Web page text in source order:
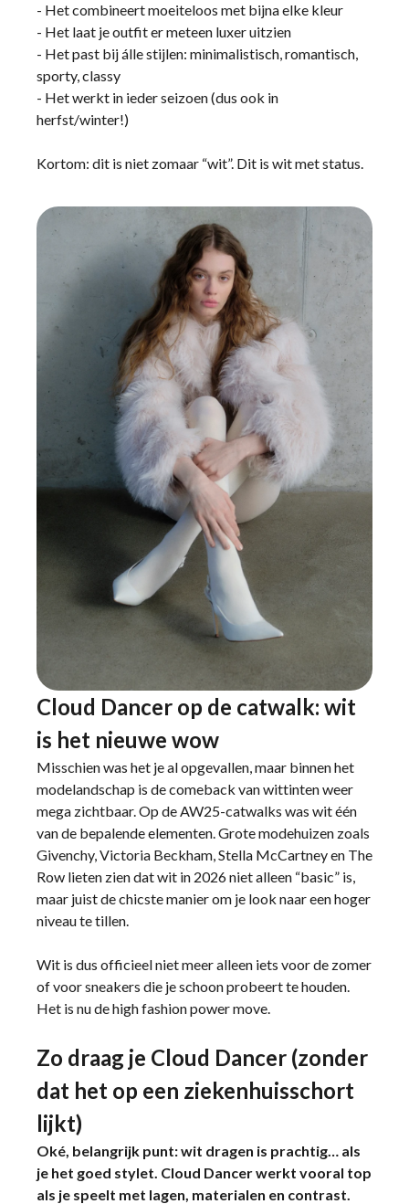
- Het combineert moeiteloos met bijna elke kleur
- Het laat je outfit er meteen luxer uitzien
- Het past bij álle stijlen: minimalistisch, romantisch,
sporty, classy
- Het werkt in ieder seizoen (dus ook in
herfst/winter!)
Kortom: dit is niet zomaar “wit”. Dit is wit met status.
Cloud Dancer op de catwalk: wit
is het nieuwe wow
Misschien was het je al opgevallen, maar binnen het
modelandschap is de comeback van wittinten weer
mega zichtbaar. Op de AW25-catwalks was wit één
van de bepalende elementen. Grote modehuizen zoals
Givenchy, Victoria Beckham, Stella McCartney en The
Row lieten zien dat wit in 2026 niet alleen “basic” is,
maar juist de chicste manier om je look naar een hoger
niveau te tillen.
Wit is dus officieel niet meer alleen iets voor de zomer
of voor sneakers die je schoon probeert te houden.
Het is nu de high fashion power move.
Zo draag je Cloud Dancer (zonder
dat het op een ziekenhuisschort
lijkt)
Oké, belangrijk punt: wit dragen is prachtig… als
je het goed stylet. Cloud Dancer werkt vooral top
als je speelt met lagen, materialen en contrast.